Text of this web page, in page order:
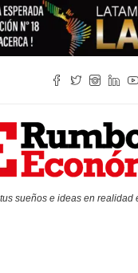
sueños e ideas en realidad